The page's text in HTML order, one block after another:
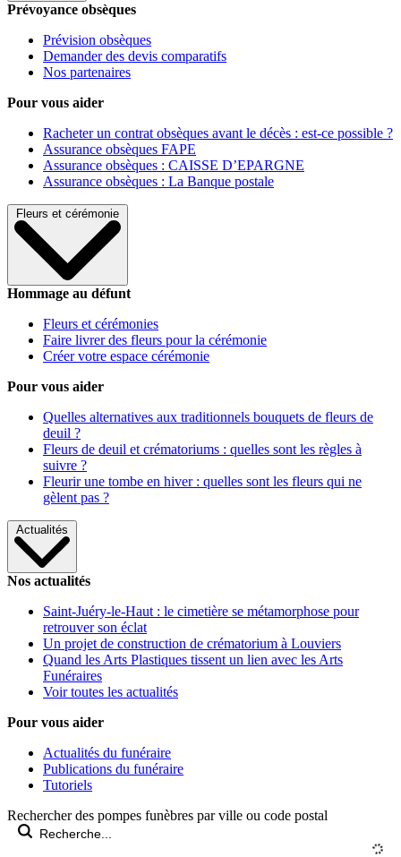
Prévoyance obsèques
Prévision obsèques
Demander des devis comparatifs
Nos partenaires
Pour vous aider
Racheter un contrat obsèques avant le décès : est-ce possible ?
Assurance obsèques FAPE
Assurance obsèques : CAISSE D’EPARGNE
Assurance obsèques : La Banque postale
Fleurs et cérémonie
Hommage au défunt
Fleurs et cérémonies
Faire livrer des fleurs pour la cérémonie
Créer votre espace cérémonie
Pour vous aider
Quelles alternatives aux traditionnels bouquets de fleurs de
deuil ?
Fleurs de deuil et crématoriums : quelles sont les règles à
suivre ?
Fleurir une tombe en hiver : quelles sont les fleurs qui ne
gèlent pas ?
Actualités
Nos actualités
Saint-Juéry-le-Haut : le cimetière se métamorphose pour
retrouver son éclat
Un projet de construction de crématorium à Louviers
Quand les Arts Plastiques tissent un lien avec les Arts
Funéraires
Voir toutes les actualités
Pour vous aider
Actualités du funéraire
Publications du funéraire
Tutoriels
Rechercher des pompes funèbres par ville ou code postal